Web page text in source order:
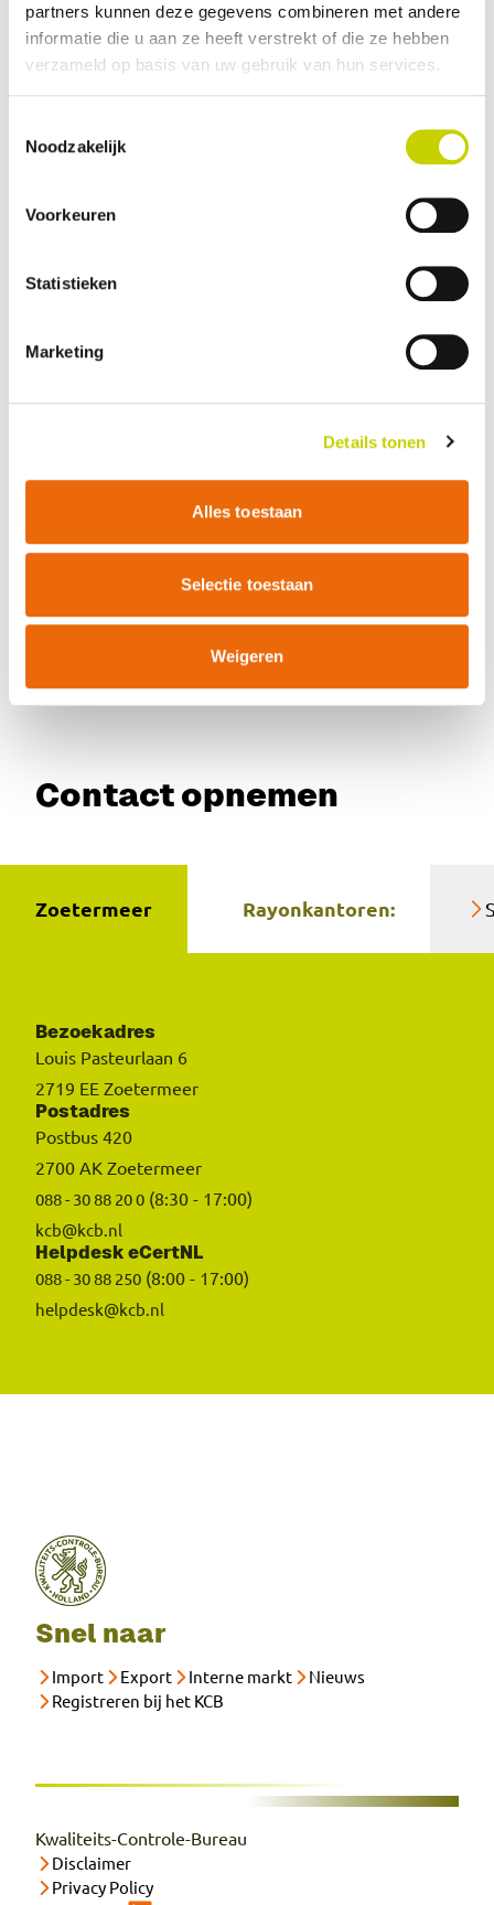
partners kunnen deze gegevens combineren met andere
informatie die u aan ze heeft verstrekt of die ze hebben
verzameld op basis van uw gebruik van hun services.
Noodzakelijk
Voorkeuren
Statistieken
Marketing
Details tonen
Alles toestaan
Selectie toestaan
Weigeren
Ik heb op basis van de e-mail vanuit e-CertNL
aangevraagde inspectie uitvoeren?
klaar te zetten. Kan ook een deel van de
Hoe moet een zending klaar staan voor
exportinspectie?
Wat is een overeenkomstcontrole?
Contact opnemen
Zoetermeer Rayonkantoren:
Bezoekadres
Louis Pasteurlaan 6
2719 EE Zoetermeer
Postadres
Postbus 420
2700 AK Zoetermeer
088 - 30 88 20 0 (8:30 - 17:00)
kcb@kcb.nl
Helpdesk eCertNL
088 - 30 88 250 (8:00 - 17:00)
helpdesk@kcb.nl
Snel naar
Import Export Interne markt
Nieuws
Registreren bij het KCB
Kwaliteits-Controle-Bureau
Disclaimer
Privacy Policy